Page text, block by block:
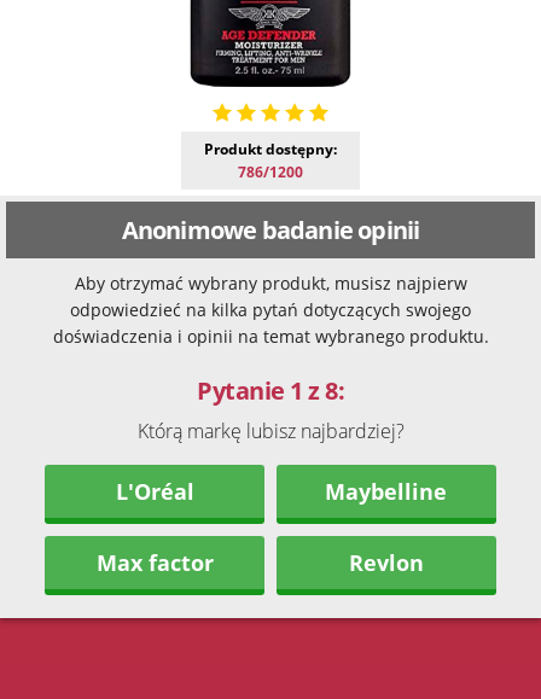
Produkt dostępny:
786/1200
Anonimowe badanie opinii
Aby otrzymać wybrany produkt, musisz najpierw
odpowiedzieć na kilka pytań dotyczących swojego
doświadczenia i opinii na temat wybranego produktu.
Pytanie 1 z 8:
Którą markę lubisz najbardziej?
L'Oréal Maybelline
Max factor Revlon